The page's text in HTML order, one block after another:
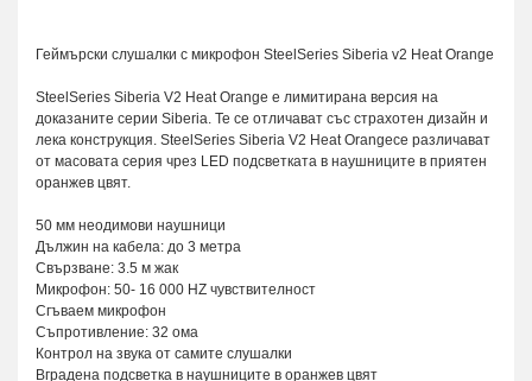
Геймърски слушалки с микрофон SteelSeries Siberia v2 Heat Orange
SteelSeries Siberia V2 Heat Orange е лимитирана версия на
доказаните серии Siberia. Те се отличават със страхотен дизайн и
лека конструкция. SteelSeries Siberia V2 Heat Orangeсе различават
от масовата серия чрез LED подсветката в наушниците в приятен
оранжев цвят.
50 мм неодимови наушници
Дължин на кабела: до 3 метра
Свързване: 3.5 м жак
Микрофон: 50- 16 000 HZ чувствителност
Сгъваем микрофон
Съпротивление: 32 ома
Контрол на звука от самите слушалки
Вградена подсветка в наушниците в оранжев цвят